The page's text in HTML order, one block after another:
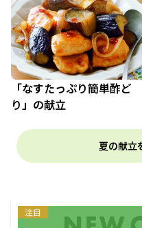
「なすたっぷり簡単酢ど
り」の献立
夏の献立
注目